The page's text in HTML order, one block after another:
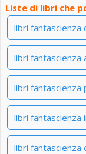
Liste di libri che
libri fantascienza
libri fantascienza
libri fantascienza
libri fantascienza
libri fantascienza